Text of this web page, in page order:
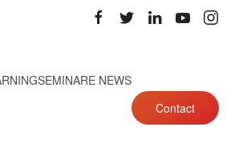
SEMINARE NEWS
Contact